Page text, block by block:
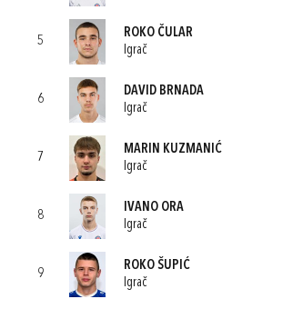
5
ROKO ČULAR
Igrač
6
DAVID BRNADA
Igrač
7
MARIN KUZMANIĆ
Igrač
8
IVANO ORA
Igrač
9
ROKO ŠUPIĆ
Igrač